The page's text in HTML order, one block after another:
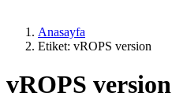
Anasayfa
Etiket: vROPS version
vROPS version